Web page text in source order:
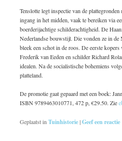
Tenslotte legt inspectie van de
ingang in het midden, vaak te bereiken via
boerderijachtige schilderachtigheid. De
Nederlandse bouwstijl. Die vonden ze in de
bleek een schot in de roos. De eerste
Frederik van Eeden en schilder Richard
idealen. Na de socialistische bohemiens
platteland.
De promotie gaat gepaard met een boek:
ISBN 9789463010771, 472 p, €29.50. Zie
Geplaatst in Tuinhistorie|Geef een reactie